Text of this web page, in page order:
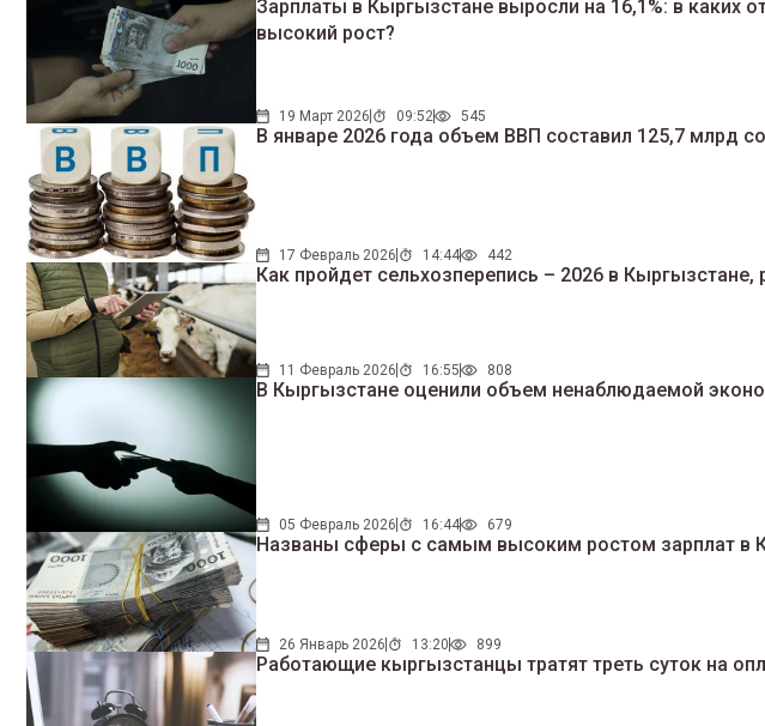
Зарплаты в Кыргызстане выросли на 16,1%: в каких
высокий рост?
19 Март 2026 09:52 545
В январе 2026 года объем ВВП составил 125,7 млрд
17 Февраль 2026 14:44 442
Как пройдет сельхозперепись – 2026 в
11 Февраль 2026 16:55 808
В Кыргызстане оценили объем ненаблюдаемой
05 Февраль 2026 16:44 679
Названы сферы с самым высоким ростом зарплат в
26 Январь 2026 13:20 899
Работающие кыргызстанцы тратят треть суток на